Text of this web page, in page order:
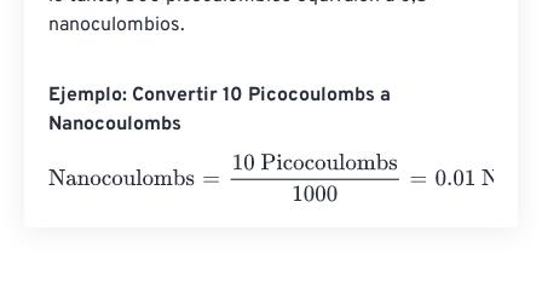
nanoculombios.
Ejemplo: Convertir 10 Picocoulombs a
Nanocoulombs
Nanocoulombs
10 Picocoulombs1000=0.01